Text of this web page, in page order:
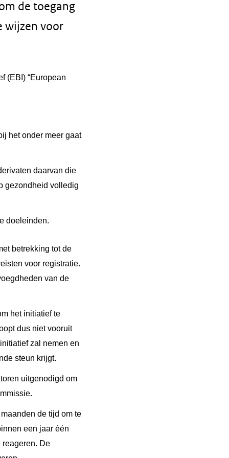
de toegang
wijzen voor
(EBI) “European
het onder meer gaat
daarvan die
gezondheid volledig
doeleinden.
betrekking tot de
voor registratie.
van de
het initiatief te
dus niet vooruit
zal nemen en
steun krijgt.
uitgenodigd om
de tijd om te
een jaar één
reageren. De